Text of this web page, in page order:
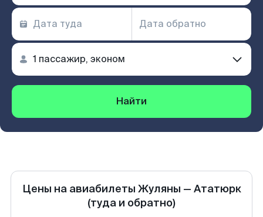
Найти
Цены на авиабилеты Жуляны — Ататюрк
(туда и обратно)